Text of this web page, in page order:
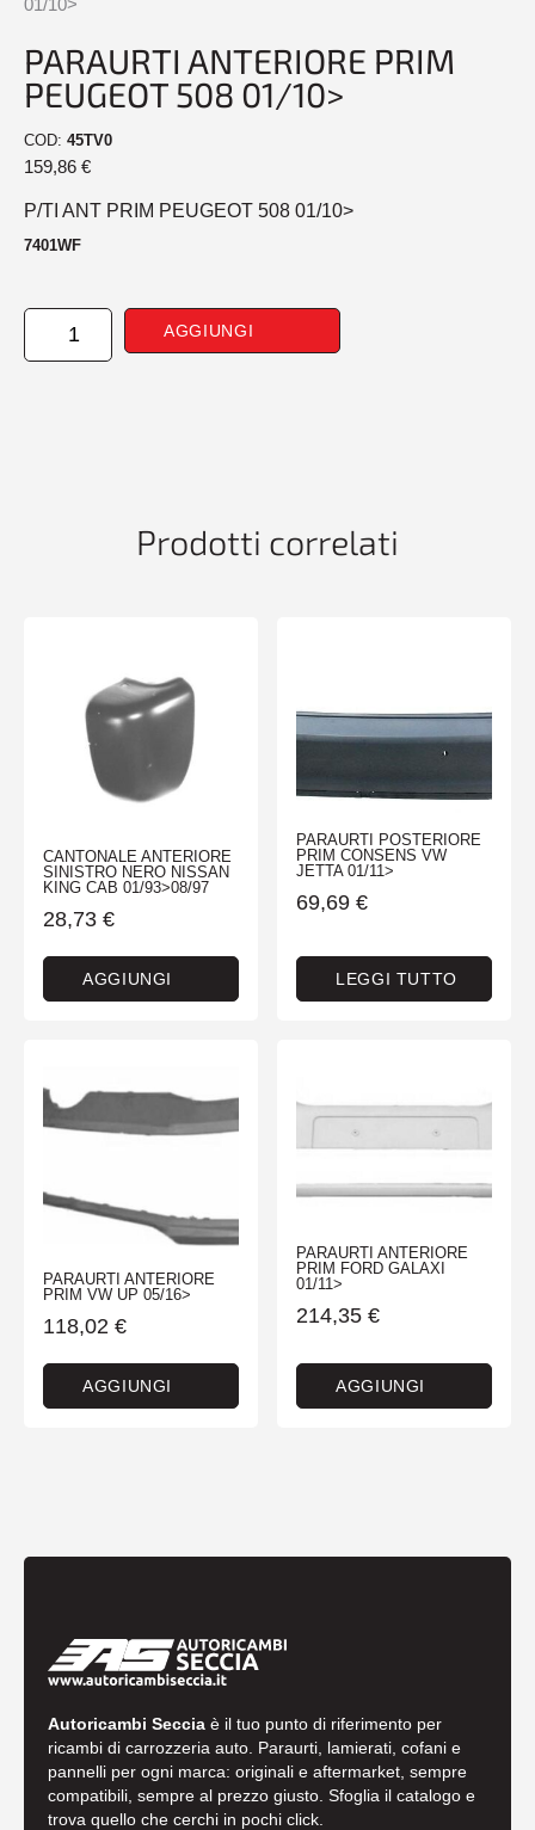
PARAURTI ANTERIORE PRIM
PEUGEOT 508 01/10>
COD: 45TV0
159,86 €
P/TI ANT PRIM PEUGEOT 508 01/10>
7401WF
PARAURTI
ANTERIORE
AGGIUNGI
Prodotti correlati
CANTONALE ANTERIORE
SINISTRO NERO NISSAN
KING CAB 01/93>08/97
28,73 €
AGGIUNGI
PARAURTI POSTERIORE
PRIM CONSENS VW
JETTA 01/11>
69,69 €
LEGGI TUTTO
PARAURTI ANTERIORE
PRIM VW UP 05/16>
118,02 €
AGGIUNGI
PARAURTI ANTERIORE
PRIM FORD GALAXI
01/11>
214,35 €
AGGIUNGI
Autoricambi Seccia è il tuo punto di riferimento per
ricambi di carrozzeria auto. Paraurti, lamierati, cofani e
pannelli per ogni marca: originali e aftermarket, sempre
compatibili, sempre al prezzo giusto. Sfoglia il catalogo e
trova quello che cerchi in pochi click.